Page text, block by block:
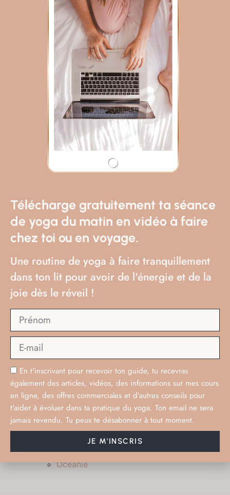
2016 en 6 îles paradisiaques,
l’ennui à l’état pur!
« Tu ne t’ennuies pas seule en voyage après
tout ce temps? Non parce que tu fais quoi de
tes journées? » Figure- toi, qu’on me pose
parfois la question!! Bon pour te donner un
lire >>>
Catégorie(s) : Océanie + Voyages
Parcourir les catégories du blog :
Catégories
Bien-être
Journal
Voyages
Afrique
Amériques
Europe
Océanie
Télécharge gratuitement ta séance
de yoga du matin en vidéo à faire
chez toi ou en voyage.
Une routine de yoga à faire tranquillement
dans ton lit pour avoir de l'énergie et de la
joie dès le réveil !
En t'inscrivant pour recevoir ton guide, tu recevras
également des articles, vidéos, des informations sur mes cours
en ligne, des offres commerciales et d’autres conseils pour
t'aider à évoluer dans ta pratique du yoga. Ton email ne sera
jamais revendu. Tu peux te désabonner à tout moment.
JE M'INSCRIS